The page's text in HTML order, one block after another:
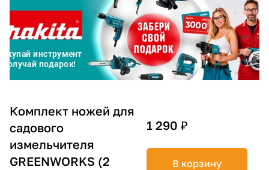
Комплект ножей для
садового
измельчителя
GREENWORKS (2
1 290 ₽
В корзину
Разбейте
оплатуна части
без переплат
График платежей
Сегодня
25%